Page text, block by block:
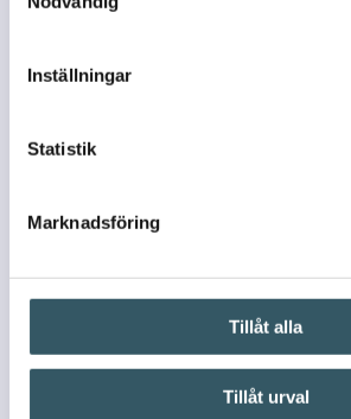
Inställningar
Statistik
Marknadsföring
Tillåt alla
Tillåt urval